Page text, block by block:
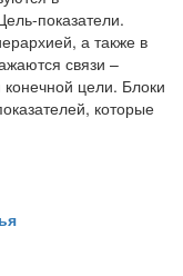
показатели.
а также в
связи –
цели. Блоки
которые